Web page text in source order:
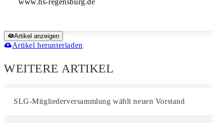
www.hs-regensburg.de
Artikel anzeigen
Artikel herunterladen
WEITERE ARTIKEL
SLG-Mitgliederversammlung wählt neuen Vorstand